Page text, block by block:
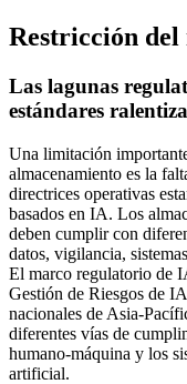
Restricción del
Las lagunas
estándares
Una limitación
almacenamiento es la
directrices operativas
basados ​​en IA. Los
deben cumplir con
datos, vigilancia,
El marco regulatorio de
Gestión de Riesgos de
nacionales de Asia-
diferentes vías de
humano-máquina y los
artificial.